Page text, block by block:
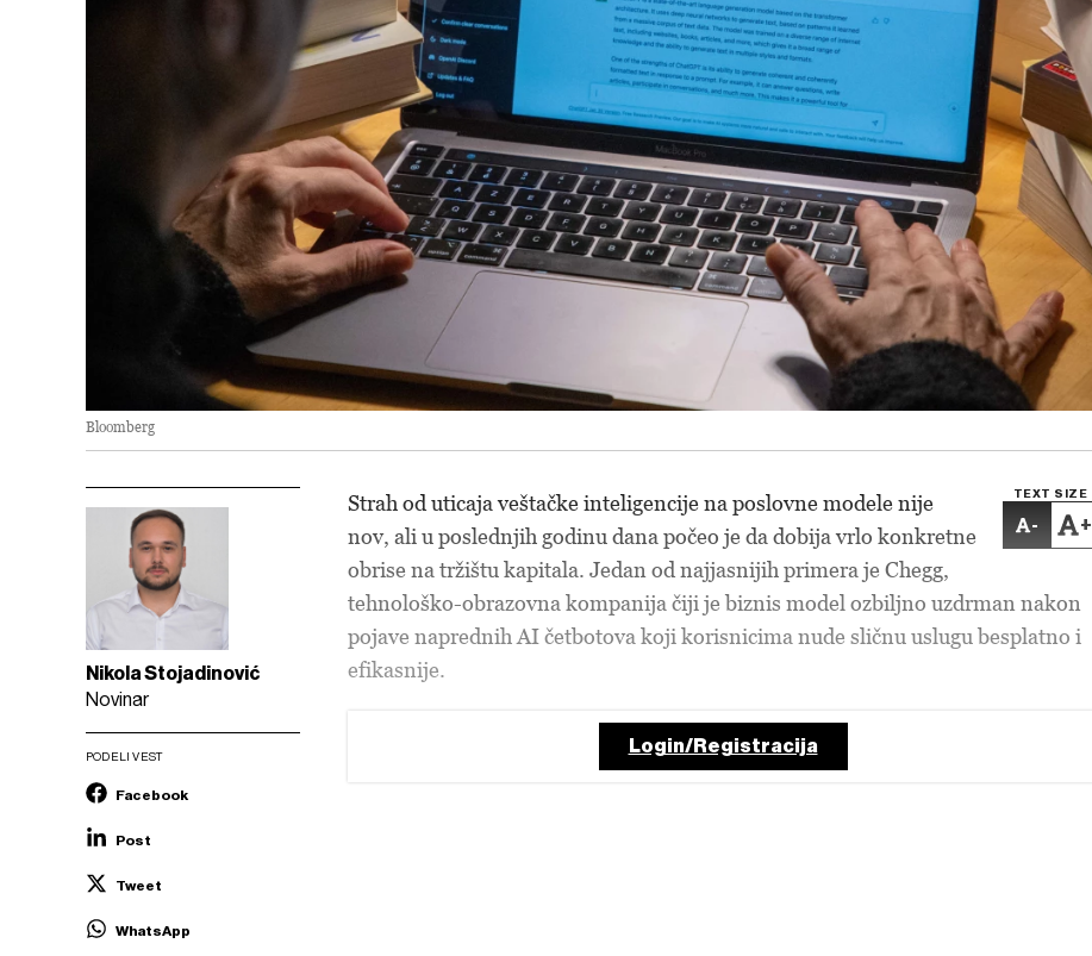
Bloomberg
Nikola Stojadinović
Novinar
PODELI VEST
Facebook
Post
Tweet
WhatsApp
TEXT SIZE
- +
Strah od uticaja veštačke inteligencije na poslovne modele nije
nov, ali u poslednjih godinu dana počeo je da dobija vrlo konkretne
obrise na tržištu kapitala. Jedan od najjasnijih primera je Chegg,
tehnološko-obrazovna kompanija čiji je biznis model ozbiljno uzdrman nakon
pojave naprednih AI četbotova koji korisnicima nude sličnu uslugu besplatno i
efikasnije.
Login/Registracija